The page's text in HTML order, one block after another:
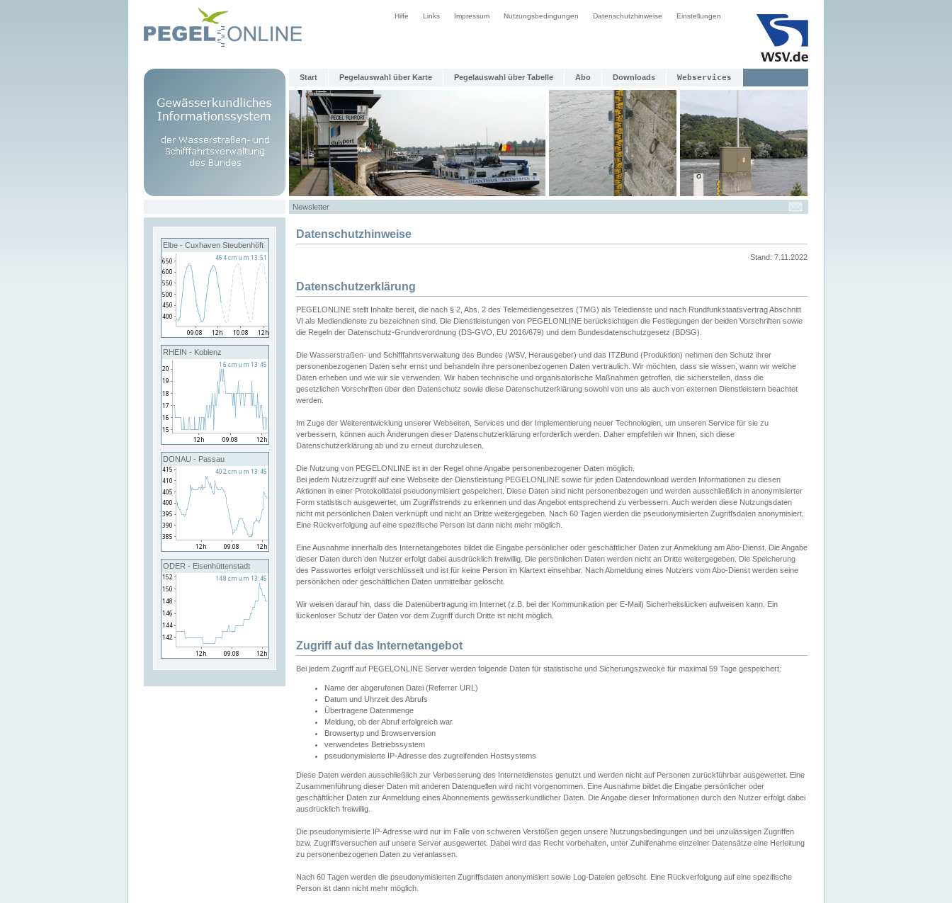
Hilfe Links Impressum Nutzungsbedingungen Datenschutzhinweise Einstellungen
Start Pegelauswahl über Karte Pegelauswahl über Tabelle Abo Downloads Webservices
Newsletter
Elbe - Cuxhaven Steubenhöft
RHEIN - Koblenz
DONAU - Passau
ODER - Eisenhüttenstadt
Datenschutzhinweise
Stand: 7.11.2022
Datenschutzerklärung
PEGELONLINE stellt Inhalte bereit, die nach § 2, Abs. 2 des Telemediengesetzes (TMG) als Teledienste und nach Rundfunkstaatsvertrag Abschnitt
VI als Mediendienste zu bezeichnen sind. Die Dienstleistungen von PEGELONLINE berücksichtigen die Festlegungen der beiden Vorschriften sowie
die Regeln der Datenschutz-Grundverordnung (DS-GVO, EU 2016/679) und dem Bundesdatenschutzgesetz (BDSG).
Die Wasserstraßen- und Schifffahrtsverwaltung des Bundes (WSV, Herausgeber) und das ITZBund (Produktion) nehmen den Schutz ihrer
personenbezogenen Daten sehr ernst und behandeln ihre personenbezogenen Daten vertraulich. Wir möchten, dass sie wissen, wann wir welche
Daten erheben und wie wir sie verwenden. Wir haben technische und organisatorische Maßnahmen getroffen, die sicherstellen, dass die
gesetzlichen Vorschriften über den Datenschutz sowie diese Datenschutzerklärung sowohl von uns als auch von externen Dienstleistern beachtet
werden.
Im Zuge der Weiterentwicklung unserer Webseiten, Services und der Implementierung neuer Technologien, um unseren Service für sie zu
verbessern, können auch Änderungen dieser Datenschutzerklärung erforderlich werden. Daher empfehlen wir Ihnen, sich diese
Datenschutzerklärung ab und zu erneut durchzulesen.
Die Nutzung von PEGELONLINE ist in der Regel ohne Angabe personenbezogener Daten möglich.
Bei jedem Nutzerzugriff auf eine Webseite der Dienstleistung PEGELONLINE sowie für jeden Datendownload werden Informationen zu diesen
Aktionen in einer Protokolldatei pseudonymisiert gespeichert. Diese Daten sind nicht personenbezogen und werden ausschließlich in anonymisierter
Form statistisch ausgewertet, um Zugriffstrends zu erkennen und das Angebot entsprechend zu verbessern. Auch werden diese Nutzungsdaten
nicht mit persönlichen Daten verknüpft und nicht an Dritte weitergegeben. Nach 60 Tagen werden die pseudonymisierten Zugriffsdaten anonymisiert.
Eine Rückverfolgung auf eine spezifische Person ist dann nicht mehr möglich.
Eine Ausnahme innerhalb des Internetangebotes bildet die Eingabe persönlicher oder geschäftlicher Daten zur Anmeldung am Abo-Dienst. Die Angabe
dieser Daten durch den Nutzer erfolgt dabei ausdrücklich freiwillig. Die persönlichen Daten werden nicht an Dritte weitergegeben. Die Speicherung
des Passwortes erfolgt verschlüsselt und ist für keine Person im Klartext einsehbar. Nach Abmeldung eines Nutzers vom Abo-Dienst werden seine
persönlichen oder geschäftlichen Daten unmittelbar gelöscht.
Wir weisen darauf hin, dass die Datenübertragung im Internet (z.B. bei der Kommunikation per E-Mail) Sicherheitslücken aufweisen kann. Ein
lückenloser Schutz der Daten vor dem Zugriff durch Dritte ist nicht möglich.
Zugriff auf das Internetangebot
Bei jedem Zugriff auf PEGELONLINE Server werden folgende Daten für statistische und Sicherungszwecke für maximal 59 Tage gespeichert:
Name der abgerufenen Datei (Referrer URL)
Datum und Uhrzeit des Abrufs
Übertragene Datenmenge
Meldung, ob der Abruf erfolgreich war
Browsertyp und Browserversion
verwendetes Betriebssystem
pseudonymisierte IP-Adresse des zugreifenden Hostsystems
Diese Daten werden ausschließlich zur Verbesserung des Internetdienstes genutzt und werden nicht auf Personen zurückführbar ausgewertet. Eine
Zusammenführung dieser Daten mit anderen Datenquellen wird nicht vorgenommen. Eine Ausnahme bildet die Eingabe persönlicher oder
geschäftlicher Daten zur Anmeldung eines Abonnements gewässerkundlicher Daten. Die Angabe dieser Informationen durch den Nutzer erfolgt dabei
ausdrücklich freiwillig.
Die pseudonymisierte IP-Adresse wird nur im Falle von schweren Verstößen gegen unsere Nutzungsbedingungen und bei unzulässigen Zugriffen
bzw. Zugriffsversuchen auf unsere Server ausgewertet. Dabei wird das Recht vorbehalten, unter Zuhilfenahme einzelner Datensätze eine Herleitung
zu personenbezogenen Daten zu veranlassen.
Nach 60 Tagen werden die pseudonymisierten Zugriffsdaten anonymisiert sowie Log-Dateien gelöscht. Eine Rückverfolgung auf eine spezifische
Person ist dann nicht mehr möglich.